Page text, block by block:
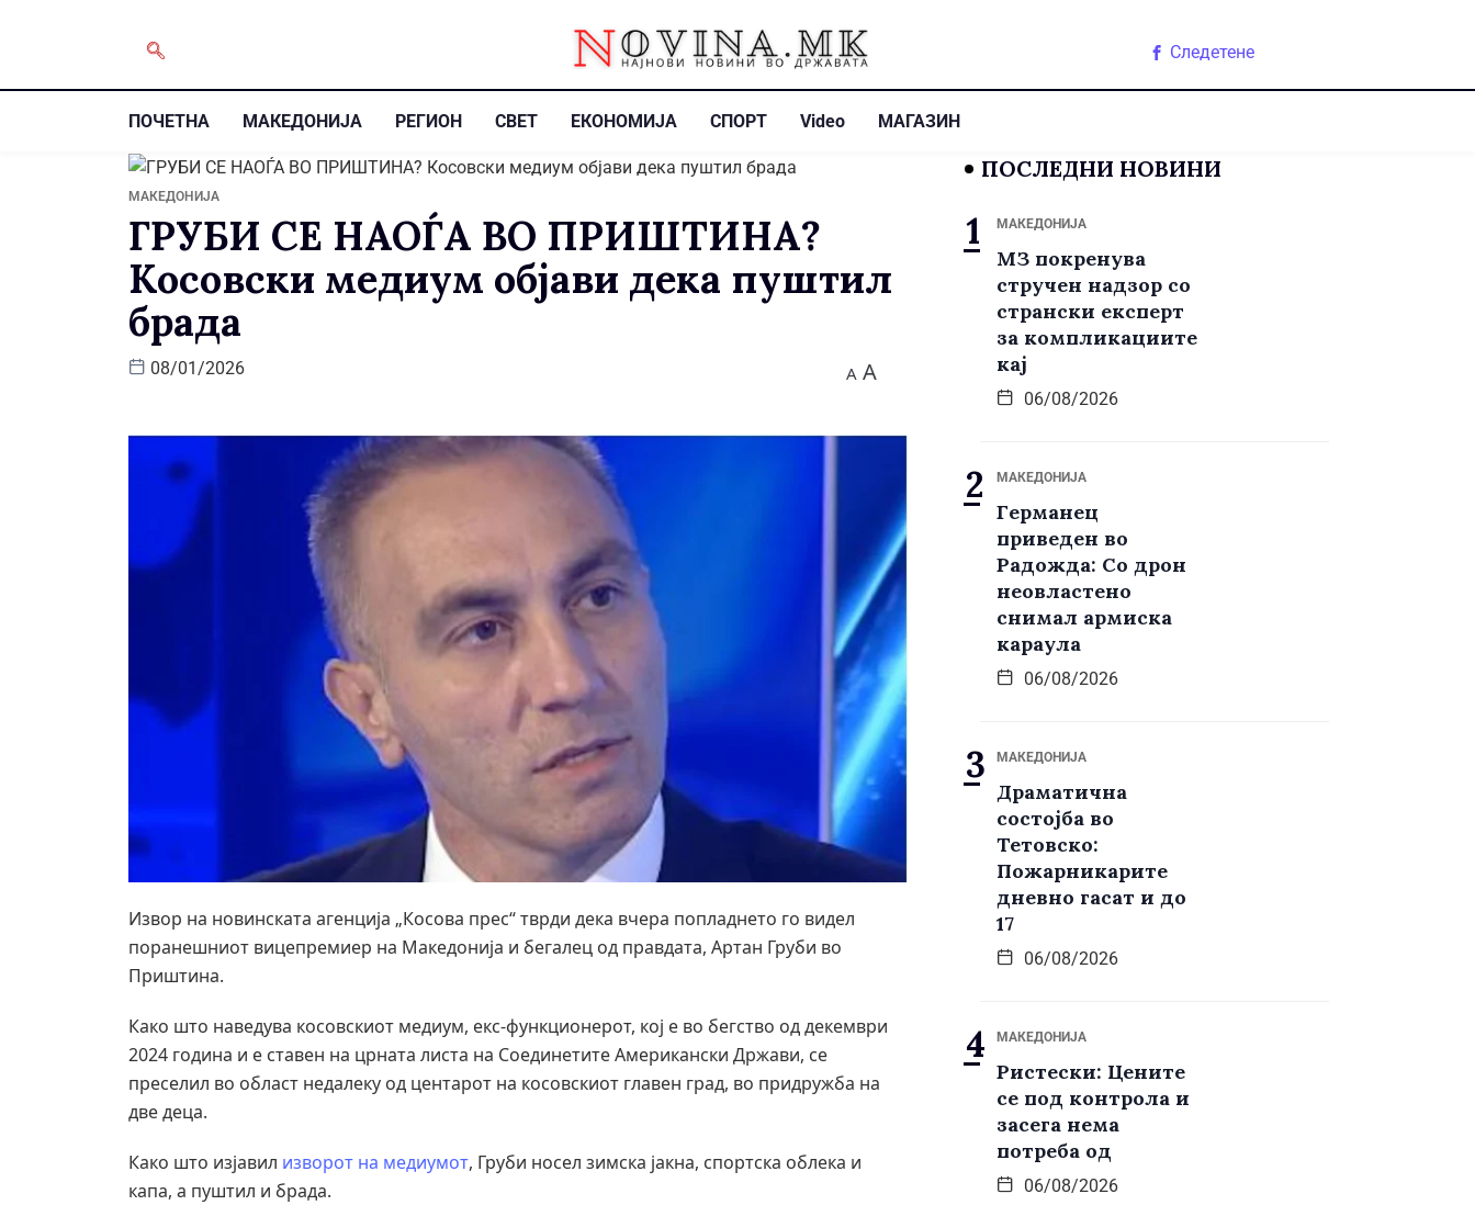
Следетене
ПОЧЕТНА МАКЕДОНИЈА РЕГИОН СВЕТ ЕКОНОМИЈА СПОРТ Video МАГАЗИН
МАКЕДОНИЈА
ГРУБИ СЕ НАОЃА ВО ПРИШТИНА?
Косовски медиум објави дека пуштил
брада
08/01/2026 A A
Извор на новинската агенција „Косова прес“ тврди дека вчера попладнето го видел
поранешниот вицепремиер на Македонија и бегалец од правдата, Артан Груби во
Приштина.
Како што наведува косовскиот медиум, екс-функционерот, кој е во бегство од декември
2024 година и е ставен на црната листа на Соединетите Американски Држави, се
преселил во област недалеку од центарот на косовскиот главен град, во придружба на
две деца.
Како што изјавил изворот на медиумот, Груби носел зимска јакна, спортска облека и
капа, а пуштил и брада.
ПОСЛЕДНИ НОВИНИ
МАКЕДОНИЈА
МЗ покренува
стручен надзор со
странски експерт
за компликациите
кај
06/08/2026
МАКЕДОНИЈА
Германец
приведен во
Радожда: Со дрон
неовластено
снимал армиска
караула
06/08/2026
МАКЕДОНИЈА
Драматична
состојба во
Тетовско:
Пожарникарите
дневно гасат и до
17
06/08/2026
МАКЕДОНИЈА
Ристески: Цените
се под контрола и
засега нема
потреба од
06/08/2026